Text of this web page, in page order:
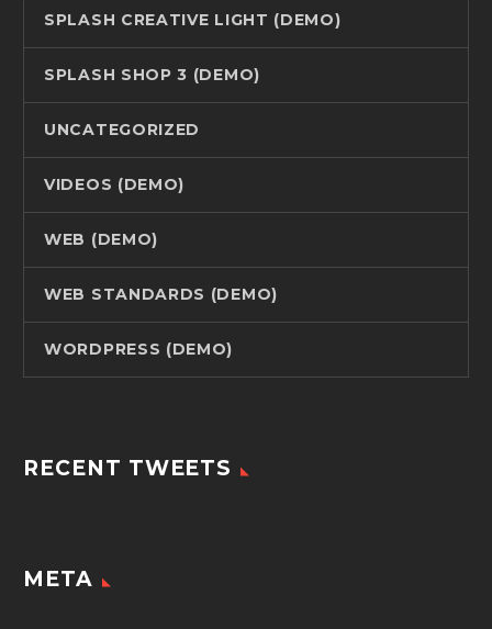
SPLASH CREATIVE LIGHT (DEMO)
SPLASH SHOP 3 (DEMO)
UNCATEGORIZED
VIDEOS (DEMO)
WEB (DEMO)
WEB STANDARDS (DEMO)
WORDPRESS (DEMO)
RECENT TWEETS
META